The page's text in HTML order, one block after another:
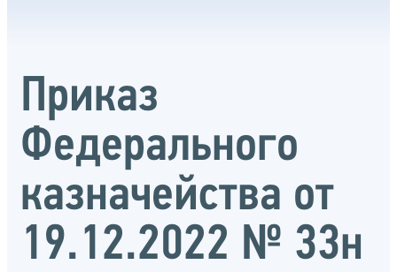
Приказ
Федерального
казначейства от
19.12.2022 № 33н